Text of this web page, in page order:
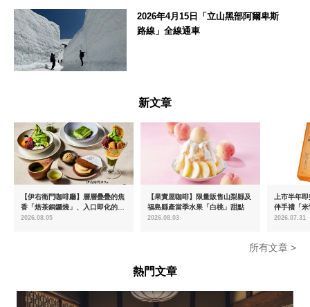
2026年4月15日「立山黑部阿爾卑斯
路線」全線通車
新文章
【伊右衛門咖啡廳】層層疊疊的焦
香「焙茶銅鑼燒」、入口即化的
「宇治抹茶提拉米蘇」全新登場
2026.08.05
【果實屋咖啡】限量販售山梨縣及
福島縣產當季水果「白桃」甜點
2026.08.03
上市半年
伴手禮「
起推出首
2026.07.31
所有文章 >
熱門文章